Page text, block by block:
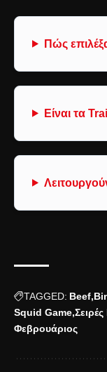
Πώς
Είναι τα
TAGGED: Beef
Squid Game
Φεβρουάριος